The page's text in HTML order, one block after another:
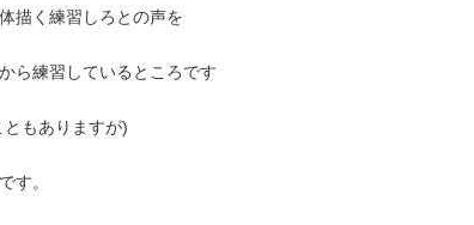
描く練習しろとの声を
ら練習しているところです
もありますが)
す。